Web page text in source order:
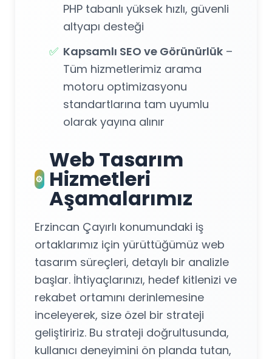
PHP tabanlı yüksek hızlı, güvenli
altyapı desteği
✅ Kapsamlı SEO ve Görünürlük –
Tüm hizmetlerimiz arama
motoru optimizasyonu
standartlarına tam uyumlu
olarak yayına alınır
⚙️
Web Tasarım
Hizmetleri
Aşamalarımız
Erzincan Çayırlı konumundaki iş
ortaklarımız için yürüttüğümüz web
tasarım süreçleri, detaylı bir analizle
başlar. İhtiyaçlarınızı, hedef kitlenizi ve
rekabet ortamını derinlemesine
inceleyerek, size özel bir strateji
geliştiririz. Bu strateji doğrultusunda,
kullanıcı deneyimini ön planda tutan,